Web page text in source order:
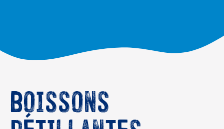
Boissons